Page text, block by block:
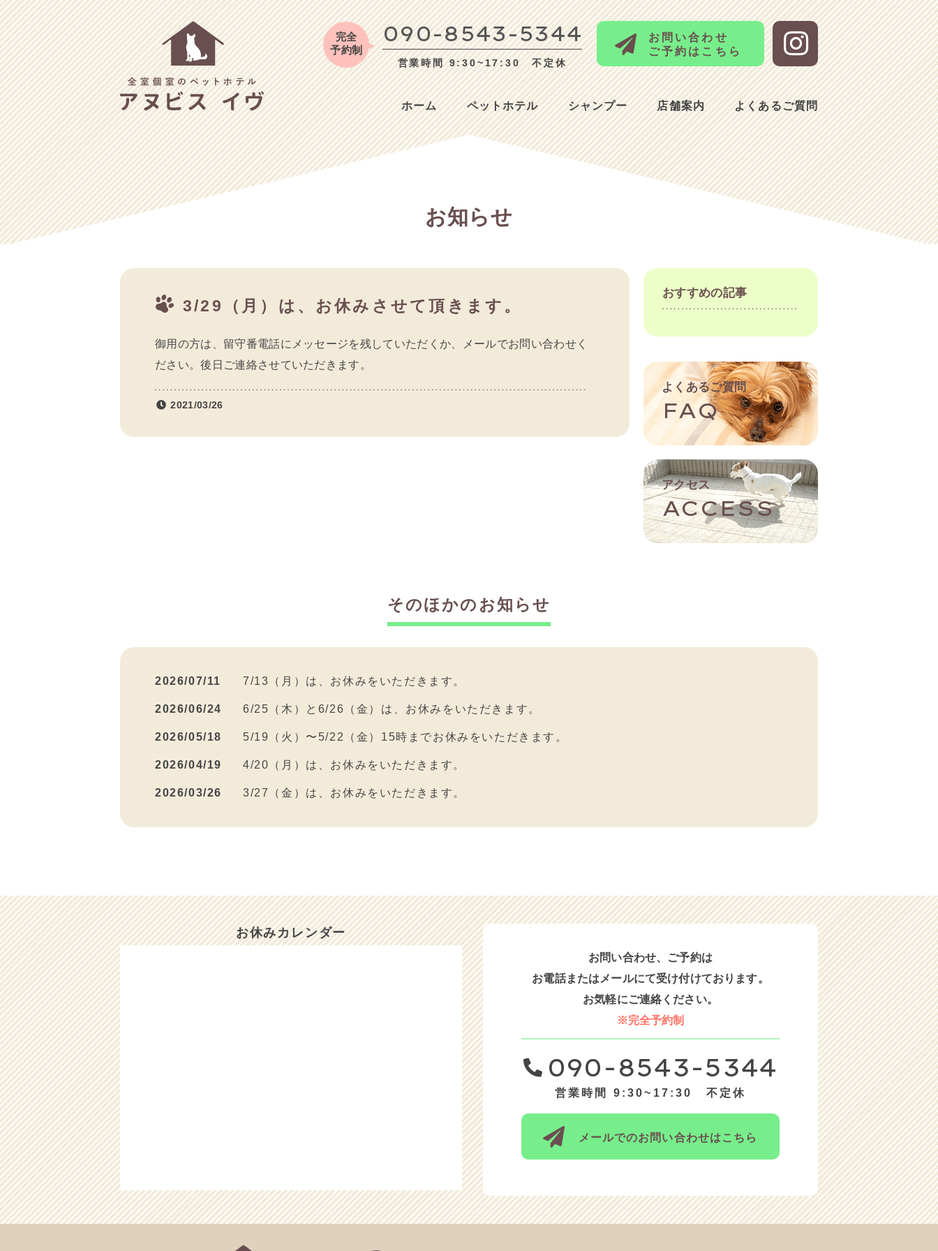
完全
予約制
090-8543-5344
営業時間 9:30~17:30 不定休
お問い合わせ
ご予約はこちら
ホーム ペットホテル シャンプー 店舗案内 よくあるご質問
お知らせ
3/29（月）は、お休みさせて頂きます。
御用の方は、留守番電話にメッセージを残していただくか、メールでお問い合わせく
ださい。後日ご連絡させていただきます。
2021/03/26
おすすめの記事
よくあるご質問
FAQ
アクセス
ACCESS
そのほかのお知らせ
2026/07/11 7/13（月）は、お休みをいただきます。
2026/06/24 6/25（木）と6/26（金）は、お休みをいただきます。
2026/05/18 5/19（火）〜5/22（金）15時までお休みをいただきます。
2026/04/19 4/20（月）は、お休みをいただきます。
2026/03/26 3/27（金）は、お休みをいただきます。
2026/02/26 2/27（金）と2/28（土）は、お休みをいただきます。
2026/01/08 １／９（金）は、お休みをいただきます。
12/23（火）と12/24（水）は、お休みをいただきます。
12/18（木）と12/19（金）は、お休みをいただきます。
12/9（火）〜12/11（木）は、お休みをいただきます。
11/30（日）と12/1（月）は、お休みさせていただきます。
11/26（水）と11/27（木）は、お休みさせていただきます。
10/17（金）は、午後はお休みをいただきます。
10/6（月）〜10/8（水）までお休みをいただきます。
8/25（月）は、15時迄お休みをいただきます。
8/19（火）は、お休みをいただきます。
2025/08/06 お盆のご予約は、お部屋の空きがありません。
お休みカレンダー
お問い合わせ、ご予約は
お電話または メールにて受け付けております。
お気軽にご連絡ください。
※完全予約制
090-8543-5344
営業時間 9:30~17:30 不定休
メールでのお問い合わせはこちら